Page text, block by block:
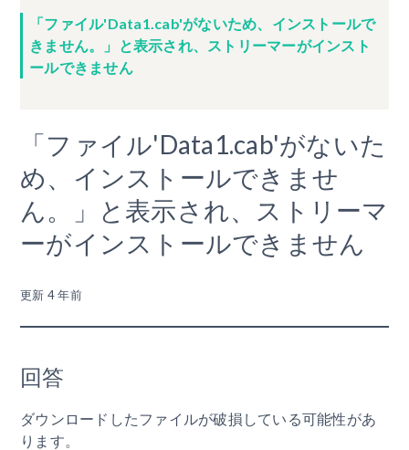
「ファイル'Data1.cab'がないため、インストールで
きません。」と表示され、ストリーマーがインスト
ールできません
「ファイル'Data1.cab'がないた
め、インストールできませ
ん。」と表示され、ストリーマ
ーがインストールできません
更新 4 年前
回答
ダウンロードしたファイルが破損している可能性があ
ります。